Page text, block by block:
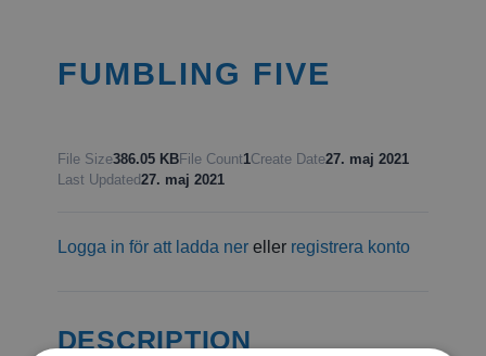
FUMBLING FIVE
File Size386.05 KBFile Count1Create Date27. maj 2021
Last Updated27. maj 2021
Logga in för att ladda nereller registrera konto
DESCRIPTION